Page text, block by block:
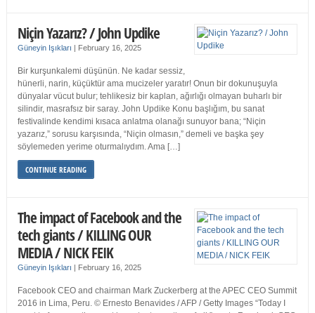
Niçin Yazarız? / John Updike
Güneyin Işıkları | February 16, 2025
Bir kurşunkalemi düşünün. Ne kadar sessiz,
hünerli, narin, küçüktür ama mucizeler yaratır! Onun bir dokunuşuyla
dünyalar vücut bulur; tehlikesiz bir kaplan, ağırlığı olmayan buharlı bir
silindir, masrafsız bir saray. John Updike Konu başlığım, bu sanat
festivalinde kendimi kısaca anlatma olanağı sunuyor bana; “Niçin
yazarız,” sorusu karşısında, “Niçin olmasın,” demeli ve başka şey
söylemeden yerime oturmalıydım. Ama […]
CONTINUE READING
The impact of Facebook and the
tech giants / KILLING OUR
MEDIA / NICK FEIK
Güneyin Işıkları | February 16, 2025
Facebook CEO and chairman Mark Zuckerberg at the APEC CEO Summit
2016 in Lima, Peru. © Ernesto Benavides / AFP / Getty Images “Today I